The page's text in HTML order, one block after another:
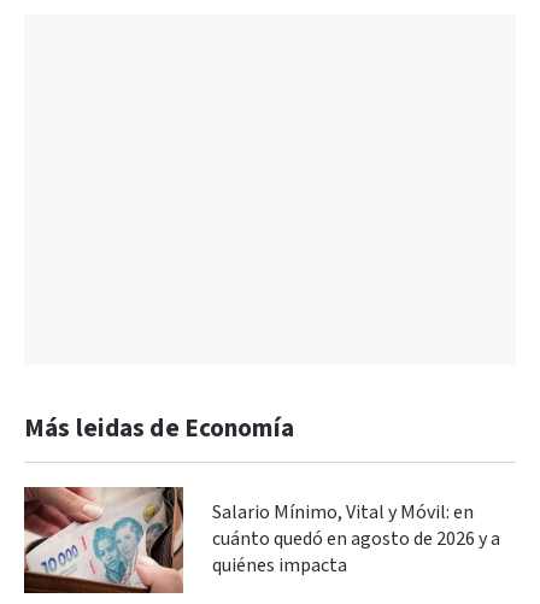
Más leidas de Economía
Salario Mínimo, Vital y Móvil: en
cuánto quedó en agosto de 2026 y a
quiénes impacta